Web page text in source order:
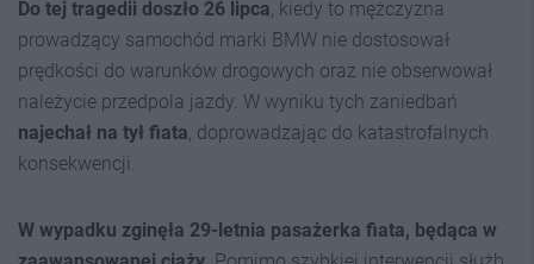
Do tej tragedii doszło 26 lipca, kiedy to mężczyzna
prowadzący samochód marki BMW nie dostosował
prędkości do warunków drogowych oraz nie obserwował
należycie przedpola jazdy. W wyniku tych zaniedbań
najechał na tył fiata, doprowadzając do katastrofalnych
konsekwencji.
W wypadku zginęła 29-letnia pasażerka fiata, będąca w